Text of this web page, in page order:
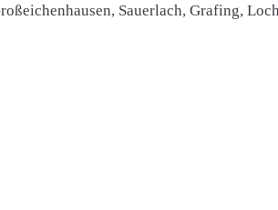
Sauerlach, Grafing,